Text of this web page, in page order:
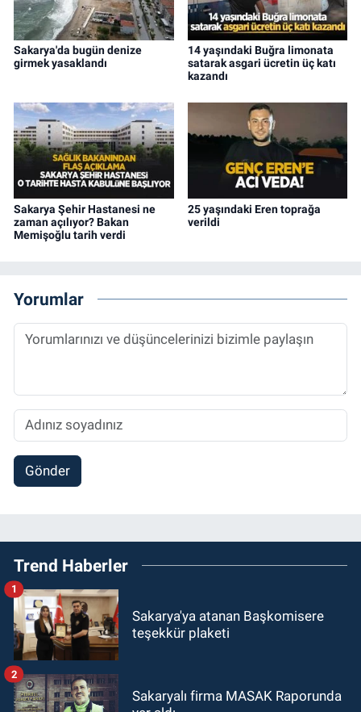
Sakarya'da bugün denize
girmek yasaklandı
14 yaşındaki Buğra limonata
satarak asgari ücretin üç katı
kazandı
Sakarya Şehir Hastanesi ne
zaman açılıyor? Bakan
Memişoğlu tarih verdi
25 yaşındaki Eren toprağa
verildi
Yorumlar
Gönder
Trend Haberler
Sakarya'ya atanan Başkomisere
teşekkür plaketi
1
Sakaryalı firma MASAK Raporunda
2